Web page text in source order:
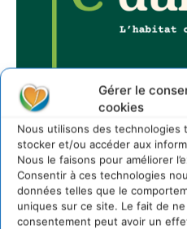
Gérer le
cookies
Nous utilisons des technologies
stocker et/ou accéder aux
Nous le faisons pour améliorer
Consentir à ces technologies
données telles que le
uniques sur ce site. Le fait de
consentement peut avoir un
Sur